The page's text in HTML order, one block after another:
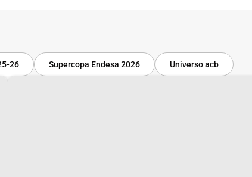
26 Supercopa Endesa 2026 Universo acb